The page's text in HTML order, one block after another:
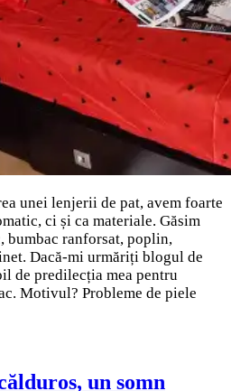
unei lenjerii de pat, avem foarte
ci și ca materiale. Găsim
bumbac ranforsat, poplin,
Dacă-mi urmăriți blogul de
de predilecția mea pentru
Motivul? Probleme de piele
un somn